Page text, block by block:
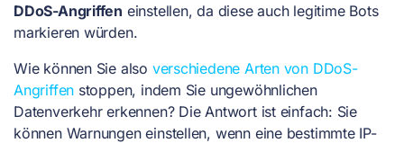
DDoS-Angriffen einstellen, da diese auch legitime Bots
markieren würden.
Wie können Sie also verschiedene Arten von DDoS-
Angriffen stoppen, indem Sie ungewöhnlichen
Datenverkehr erkennen? Die Antwort ist einfach: Sie
können Warnungen einstellen, wenn eine bestimmte IP-